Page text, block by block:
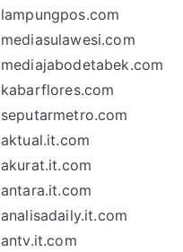
lampungpos.com
mediasulawesi.com
mediajabodetabek.com
kabarflores.com
seputarmetro.com
aktual.it.com
akurat.it.com
antara.it.com
analisadaily.it.com
antv.it.com